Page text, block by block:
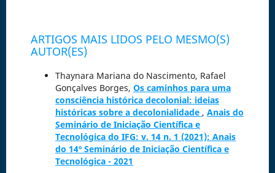
ARTIGOS MAIS LIDOS PELO MESMO(S)
AUTOR(ES)
Thaynara Mariana do Nascimento, Rafael
Gonçalves Borges, Os caminhos para uma
consciência histórica decolonial: ideias
históricas sobre a decolonialidade , Anais do
Seminário de Iniciação Científica e
Tecnológica do IFG: v. 14 n. 1 (2021): Anais
do 14º Seminário de Iniciação Científica e
Tecnológica - 2021